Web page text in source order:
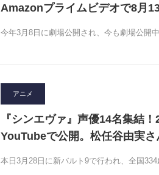
Amazonプライムビデオで8月
今年3月8日に劇場公開され、今も劇場公開
アニメ
『シンエヴァ』声優14名集結
YouTubeで公開。松任谷由実
本日3月28日に新バルト9で行われ、全国